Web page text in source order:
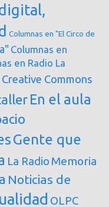
Columnas en "El Circo de
Columnas en
en Radio La
Creative Commons
En el aula
Gente que
La Radio Memoria
Noticias de
OLPC